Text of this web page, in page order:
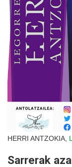
HERRI ANTZOKIA,
Sarrerak